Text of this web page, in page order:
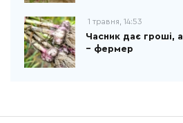
1 травня, 14:53
Часник дає гроші,
– фермер